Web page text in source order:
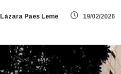
Lázara Paes Leme 19/02/2026